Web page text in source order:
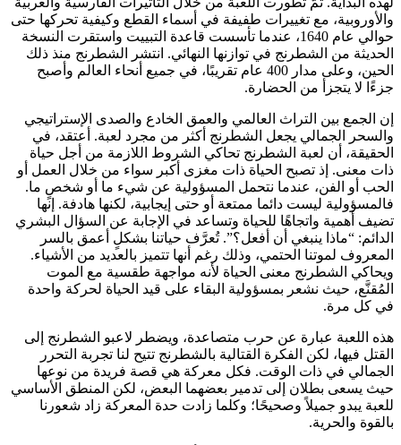
والأوروبية، مع تغييرات طفيفة في أسماء القطع وكيفية تحركها حتى
حوالي عام 1640، عندما تأسست قاعدة التبييت واستقرت النسخة
الحديثة من الشطرنج في توازنها النهائي. انتشر الشطرنج منذ ذلك
الحين، وعلى مدار 400 عام تقريبًا، في جميع أنحاء العالم وأصبح
جزءًا لا يتجزأ من الحضارة.
إن الجمع بين التراث العالمي والعمق الخادع والصدى الإستراتيجي
والسحر الجمالي يجعل الشطرنج أكثر من مجرد لعبة. أعتقد، في
الحقيقة، أن لعبة الشطرنج تحاكي الشروط اللازمة من أجل حياة
ذات معنى. إذ تصبح الحياة ذات مغزى أكبر سواء من خلال العمل أو
الحب أو الفن، عندما نتحمل المسؤولية عن شيء ما أو شخصٍ ما.
فالمسؤولية ليست دائما ممتعة أو حتى إيجابية، لكنها هادفة. إنها
تضيف أهمية واتجاهًا للحياة وتساعد في الإجابة عن السؤال البشري
الدائم: “ماذا ينبغي أن أفعل؟”. تُعرَّف حياتنا بشكلٍ أعمق بالسر
المعروف لموتنا الحتمي، وذلك رغم أنها تتميز بالعديد من الأشياء.
ويحاكي الشطرنج معنى الحياة لأنه مواجهة طقسية مع الموت
المُقنَّع، حيث نشعر بمسؤولية البقاء على قيد الحياة لحركة واحدة
في كل مرة.
هذه اللعبة عبارة عن حرب متصاعدة، ويضطر لاعبو الشطرنج إلى
القتل فيها، لكن الفكرة القتالية بالشطرنج تتيح لنا تجربة التحرر
الجمالي في ذات الوقت. فكل معركة هي قصة فريدة من نوعها
حيث يسعى بطلان إلى تدمير بعضهما البعض، لكن المنطق الأساسي
للعبة يبدو جميلاً وصحيحًا؛ وكلما زادت حدة المعركة زاد شعورنا
بالقوة والحرية.